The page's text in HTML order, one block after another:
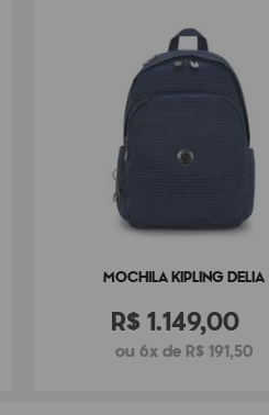
MOCHILA KIPLING DELIA
R$ 1.149,00
ou 6x de R$ 191,50